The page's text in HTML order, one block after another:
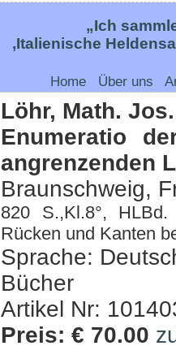
„Ich
‚Italienische
Home Über uns
Löhr, Math. Jos.
Enumeratio
angrenzenden
Braunschweig,
820 S.,Kl.8°,
Rücken und Kanten
Sprache:
Bücher
Artikel Nr:
Preis: € 70.00